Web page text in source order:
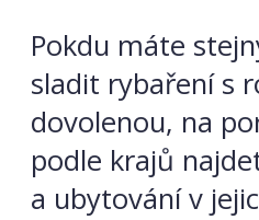
Pokdu máte
sladit rybaření s
dovolenou, na
podle krajů
a ubytování v